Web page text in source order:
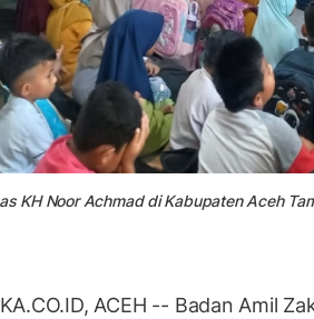
KH Noor Achmad di Kabupaten Aceh
ACEH -- Badan Amil